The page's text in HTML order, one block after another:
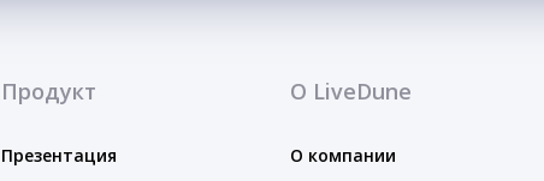
Продукт
Презентация
О LiveDune
О компании